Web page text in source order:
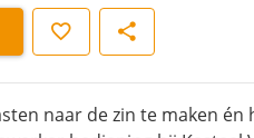
Save Share
naar de zin te maken